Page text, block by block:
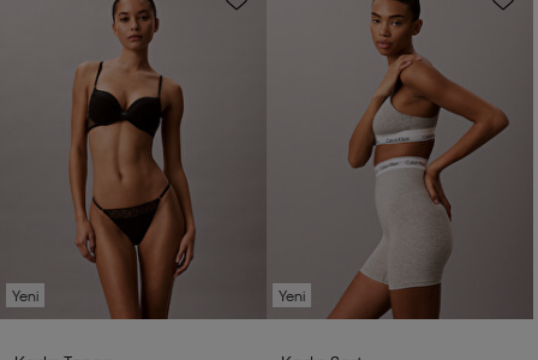
Yeni Yeni